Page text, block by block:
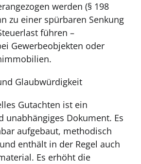
werden (§ 198
zu einer spürbaren Senkung
führen –
Gewerbeobjekten oder
Glaubwürdigkeit
Gutachten ist ein
unabhängiges Dokument. Es
aufgebaut, methodisch
enthält in der Regel auch
Es erhöht die